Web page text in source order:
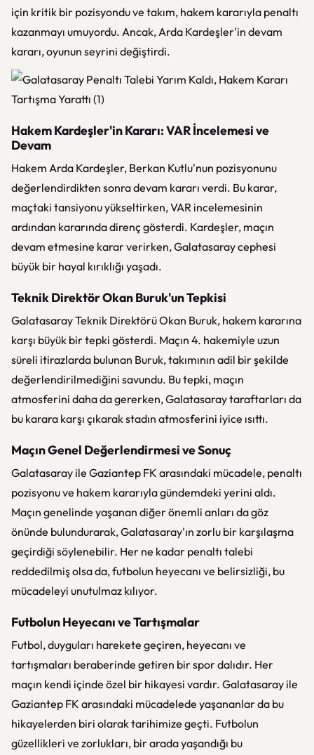
için kritik bir pozisyondu ve takım, hakem kararıyla penaltı
kazanmayı umuyordu. Ancak, Arda Kardeşler'in devam
kararı, oyunun seyrini değiştirdi.
Hakem Kardeşler'in Kararı: VAR İncelemesi ve
Devam
Hakem Arda Kardeşler, Berkan Kutlu'nun pozisyonunu
değerlendirdikten sonra devam kararı verdi. Bu karar,
maçtaki tansiyonu yükseltirken, VAR incelemesinin
ardından kararında direnç gösterdi. Kardeşler, maçın
devam etmesine karar verirken, Galatasaray cephesi
büyük bir hayal kırıklığı yaşadı.
Teknik Direktör Okan Buruk'un Tepkisi
Galatasaray Teknik Direktörü Okan Buruk, hakem kararına
karşı büyük bir tepki gösterdi. Maçın 4. hakemiyle uzun
süreli itirazlarda bulunan Buruk, takımının adil bir şekilde
değerlendirilmediğini savundu. Bu tepki, maçın
atmosferini daha da gererken, Galatasaray taraftarları da
bu karara karşı çıkarak stadın atmosferini iyice ısıttı.
Maçın Genel Değerlendirmesi ve Sonuç
Galatasaray ile Gaziantep FK arasındaki mücadele, penaltı
pozisyonu ve hakem kararıyla gündemdeki yerini aldı.
Maçın genelinde yaşanan diğer önemli anları da göz
önünde bulundurarak, Galatasaray'ın zorlu bir karşılaşma
geçirdiği söylenebilir. Her ne kadar penaltı talebi
reddedilmiş olsa da, futbolun heyecanı ve belirsizliği, bu
mücadeleyi unutulmaz kılıyor.
Futbolun Heyecanı ve Tartışmalar
Futbol, duyguları harekete geçiren, heyecanı ve
tartışmaları beraberinde getiren bir spor dalıdır. Her
maçın kendi içinde özel bir hikayesi vardır. Galatasaray ile
Gaziantep FK arasındaki mücadelede yaşananlar da bu
hikayelerden biri olarak tarihimize geçti. Futbolun
güzellikleri ve zorlukları, bir arada yaşandığı bu